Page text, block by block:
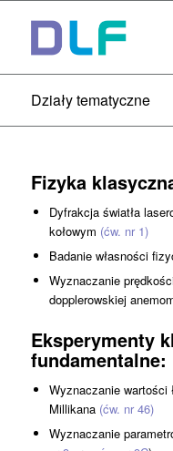
Działy tematyczne
Fizyka
Dyfrakcja światła
kołowym (ćw. nr 1)
Badanie własności
Wyznaczanie
dopplerowskiej
Eksperymenty
fundamentalne:
Wyznaczanie wartości
Millikana (ćw. nr 46)
Wyznaczanie